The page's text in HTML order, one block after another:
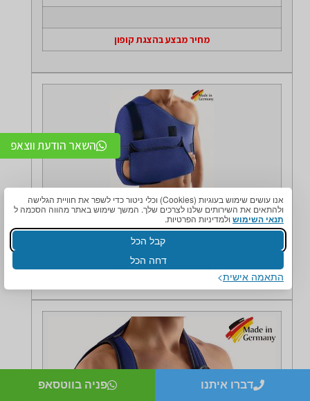
אנו עושים שימוש בעוגיות (Cookies) וכלי ניטור כדי לשפר את חוויית הגלישה
ולהתאים את השירותים שלנו לצרכים שלך. המשך שימוש באתר מהווה הסכמה ל
תנאי השימוש ולמדיניות הפרטיות.
קבל הכל
דחה הכל
התאמה אישית
מחיר מבצע בהצגת קופון
תומך כתף - OmoStabil® Bandage
מחיר מבצע בהצגת קופון
השאר הודעת ווצאפ
דברו איתנו פניה בווטסאפ